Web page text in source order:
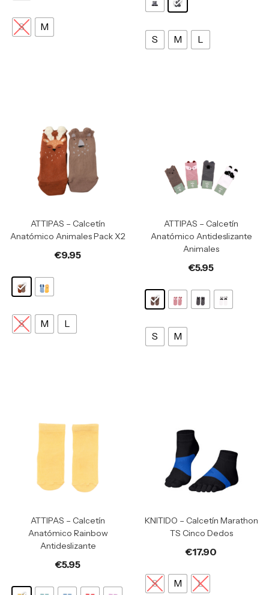
S M
S M L
ATTIPAS – Calcetín
Anatómico Animales Pack X2
€9.95
S M L
ATTIPAS – Calcetín
Anatómico Antideslizante
Animales
€5.95
S M
ATTIPAS – Calcetín
Anatómico Rainbow
Antideslizante
€5.95
KNITIDO – Calcetín Marathon
TS Cinco Dedos
€17.90
S M L